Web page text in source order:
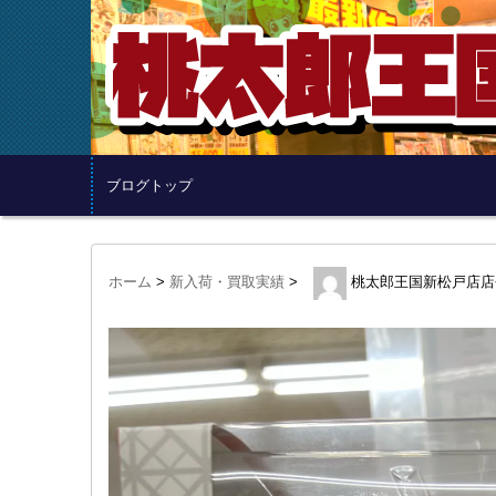
ブログトップ
ホーム > 新入荷・買取実績 > 桃太郎王国新松戸店